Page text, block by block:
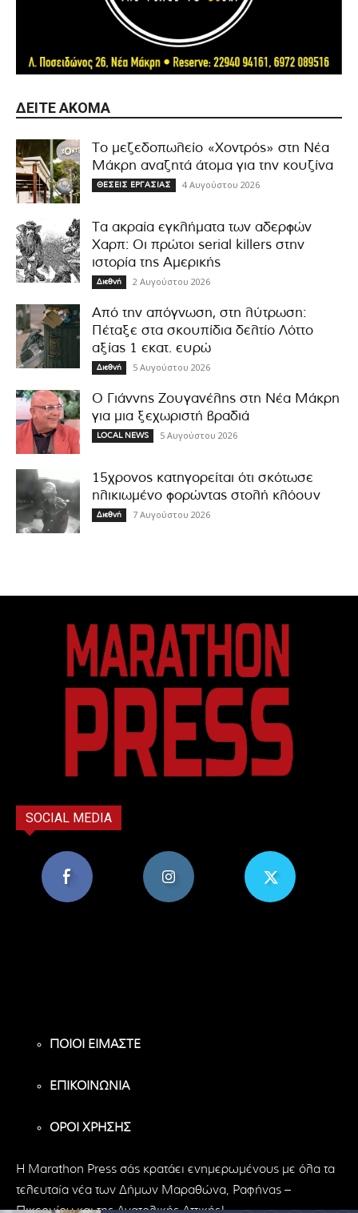
ΔΕΊΤΕ ΑΚΌΜΑ
Το μεζεδοπωλείο «Χοντρός» στη Νέα
Μάκρη αναζητά άτομα για την κουζίνα
ΘΕΣΕΙΣ ΕΡΓΑΣΙΑΣ 4 Αυγούστου 2026
Τα ακραία εγκλήματα των αδερφών
Χαρπ: Οι πρώτοι serial killers στην
ιστορία της Αμερικής
Διεθνή 2 Αυγούστου 2026
Από την απόγνωση, στη λύτρωση:
Πέταξε στα σκουπίδια δελτίο Λόττο
αξίας 1 εκατ. ευρώ
Διεθνή 5 Αυγούστου 2026
Ο Γιάννης Ζουγανέλης στη Νέα Μάκρη
για μια ξεχωριστή βραδιά
LOCAL NEWS 5 Αυγούστου 2026
15χρονος κατηγορείται ότι σκότωσε
ηλικιωμένο φορώντας στολή κλόουν
Διεθνή 7 Αυγούστου 2026
SOCIAL MEDIA
ΠΟΙΟΙ ΕΙΜΑΣΤΕ
ΕΠΙΚΟΙΝΩΝΙΑ
ΟΡΟΙ ΧΡΗΣΗΣ
H Marathon Press σάς κρατάει ενημερωμένους με όλα τα
τελευταία νέα των Δήμων Μαραθώνα, Ραφήνας –